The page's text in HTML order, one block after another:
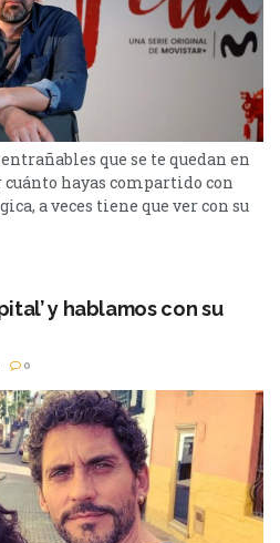
que se te quedan en
hayas compartido con
a veces tiene que ver con su
la que fueron construidos o
que los componen. Lo único
y hablamos con su
0